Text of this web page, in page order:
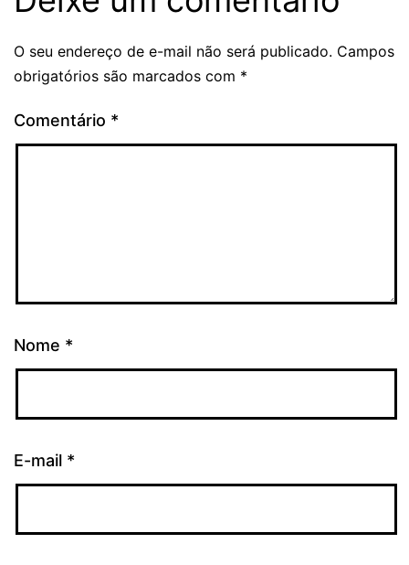
O seu endereço de e-mail não será publicado. Campos
obrigatórios são marcados com *
Comentário *
Nome *
E-mail *